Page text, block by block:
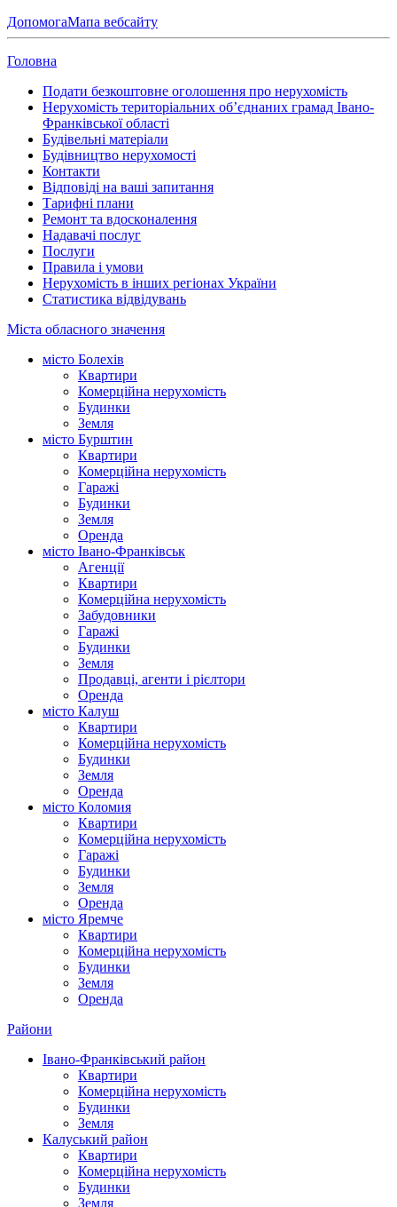
ДопомогаМапа вебсайту
Головна
Подати безкоштовне оголошення про нерухомість
Нерухомість територіальних об’єднаних грамад Івано-
Франківської області
Будівельні матеріали
Будівництво нерухомості
Контакти
Відповіді на ваші запитання
Тарифні плани
Ремонт та вдосконалення
Надавачі послуг
Послуги
Правила і умови
Нерухомість в інших регіонах України
Статистика відвідувань
Міста обласного значення
місто Болехів
Квартири
Комерційна нерухомість
Будинки
Земля
місто Бурштин
Квартири
Комерційна нерухомість
Гаражі
Будинки
Земля
Оренда
місто Івано-Франківськ
Агенції
Квартири
Комерційна нерухомість
Забудовники
Гаражі
Будинки
Земля
Продавці, агенти і рієлтори
Оренда
місто Калуш
Квартири
Комерційна нерухомість
Будинки
Земля
Оренда
місто Коломия
Квартири
Комерційна нерухомість
Гаражі
Будинки
Земля
Оренда
місто Яремче
Квартири
Комерційна нерухомість
Будинки
Земля
Оренда
Райони
Івано-Франківський район
Квартири
Комерційна нерухомість
Будинки
Земля
Калуський район
Квартири
Комерційна нерухомість
Будинки
Земля